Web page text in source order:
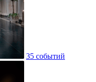
35 событий